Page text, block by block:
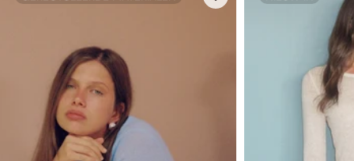
Terug naar ons centrale EU-magazijn
Bekijk onzeretourinformatie
Let op: om hygiënische en gezondheidsredenen kunnen alle
onderbroeken niet worden geretourneerd.